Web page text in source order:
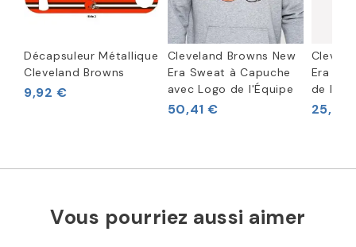
Décapsuleur Métallique
Cleveland Browns
9,92 €
Cleveland Browns New
Era Sweat à Capuche
avec Logo de l'Équipe
50,41 €
Era T-
de
25,62
Vous pourriez aussi aimer